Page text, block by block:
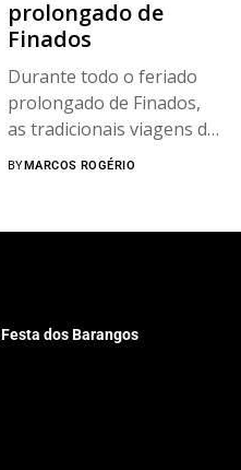
prolongado de
Finados
Durante todo o feriado
prolongado de Finados,
as tradicionais viagens da
Maria...
BY MARCOS ROGÉRIO
Festa dos Barangos